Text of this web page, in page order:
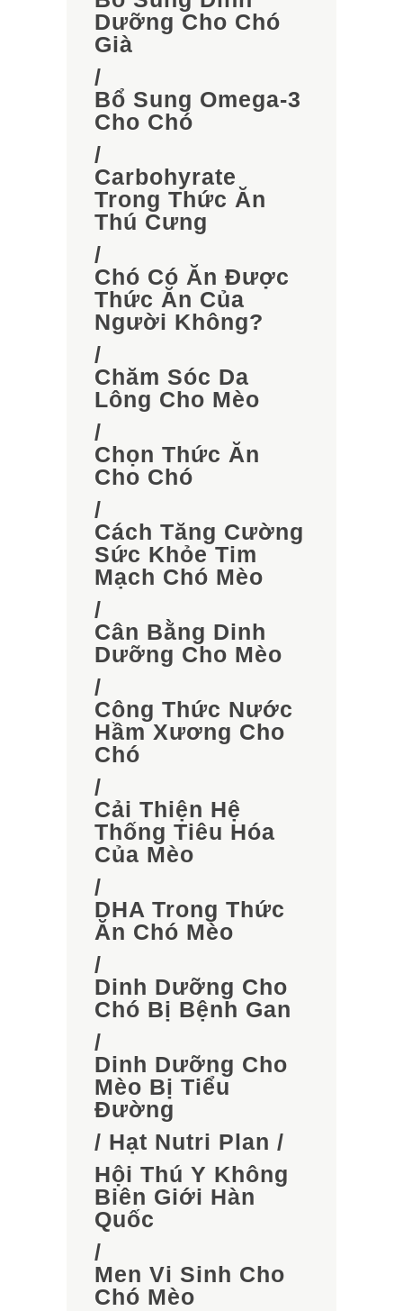
Dưỡng Cho Chó
Già
/
Bổ Sung Omega-3
Cho Chó
/
Carbohyrate
Trong Thức Ăn
Thú Cưng
/
Chó Có Ăn Được
Thức Ăn Của
Người Không?
/
Chăm Sóc Da
Lông Cho Mèo
/
Chọn Thức Ăn
Cho Chó
/
Cách Tăng Cường
Sức Khỏe Tim
Mạch Chó Mèo
/
Cân Bằng Dinh
Dưỡng Cho Mèo
/
Công Thức Nước
Hầm Xương Cho
Chó
/
Cải Thiện Hệ
Thống Tiêu Hóa
Của Mèo
/
DHA Trong Thức
Ăn Chó Mèo
/
Dinh Dưỡng Cho
Chó Bị Bệnh Gan
/
Dinh Dưỡng Cho
Mèo Bị Tiểu
Đường
/ Hạt Nutri Plan /
Hội Thú Y Không
Biên Giới Hàn
Quốc
/
Men Vi Sinh Cho
Chó Mèo